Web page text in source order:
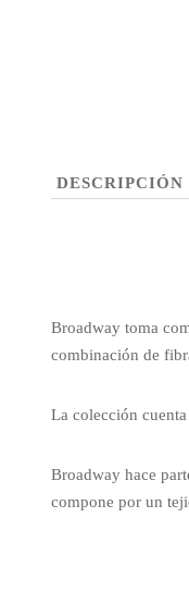
DESCRIPCIÓN
Broadway toma
combinación de
La colección
Broadway hace
compone por un